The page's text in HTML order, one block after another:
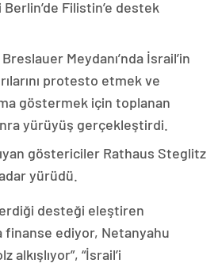
Berlin’de Filistin’e destek
Meydanı’nda İsrail’in
protesto etmek ve
göstermek için toplanan
yürüyüş gerçekleştirdi.
göstericiler Rathaus Steglitz
yürüdü.
desteği eleştiren
finanse ediyor, Netanyahu
alkışlıyor”, “İsrail’i